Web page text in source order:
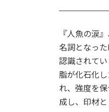
『人魚の涙
名詞となっ
認識されて
脂が化石化
れ、強度を
成し、印材と